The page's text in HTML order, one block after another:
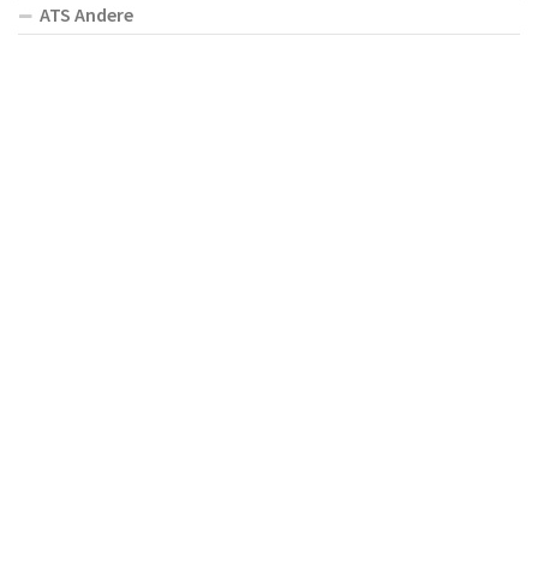
ATS Andere